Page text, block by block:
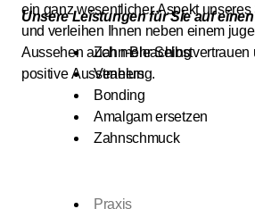
ein ganz wesentlicher Aspekt
und verleihen Ihnen neben einem
Aussehen auch mehr Selbstvertrauen
positive Ausstrahlung.
Unsere Leistungen für Sie auf
Zahn-Bleaching
Veneers
Bonding
Amalgam ersetzen
Zahnschmuck
Praxis